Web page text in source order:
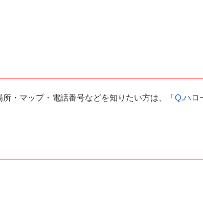
・マップ・電話番号などを知りたい方は、「 Q.ハロ